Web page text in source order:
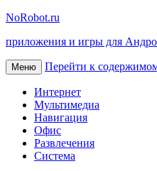
NoRobot.ru
приложения и игры для
Меню Перейти к
Интернет
Мультимедиа
Навигация
Офис
Развлечения
Система